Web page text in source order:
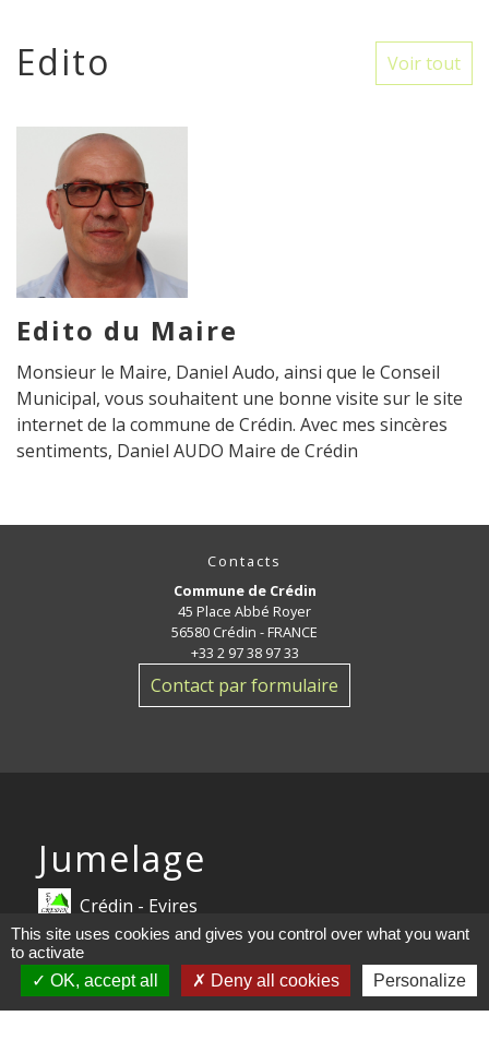
Edito Voir tout
Edito du Maire
Monsieur le Maire, Daniel Audo, ainsi que le Conseil
Municipal, vous souhaitent une bonne visite sur le site
internet de la commune de Crédin. Avec mes sincères
sentiments, Daniel AUDO Maire de Crédin
Contacts
Commune de Crédin
45 Place Abbé Royer
56580 Crédin - FRANCE
+33 2 97 38 97 33
Contact par formulaire
Jumelage
Crédin - Evires
Mentions légales - Politique de confidentialité -
Accessibilité - Plan du site - Gestion des cookies
This site uses cookies and gives you control over what you want
to activate
OK, accept all
Deny all cookies Personalize